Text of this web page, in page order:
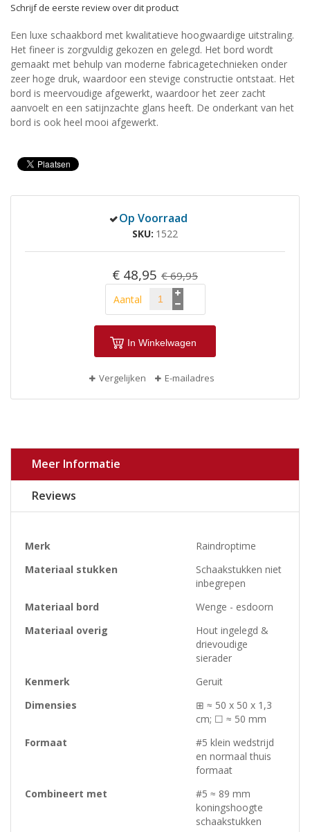
Schrijf de eerste review over dit product
Een luxe schaakbord met kwalitatieve hoogwaardige uitstraling.
Het fineer is zorgvuldig gekozen en gelegd. Het bord wordt
gemaakt met behulp van moderne fabricagetechnieken onder
zeer hoge druk, waardoor een stevige constructie ontstaat. Het
bord is meervoudige afgewerkt, waardoor het zeer zacht
aanvoelt en een satijnzachte glans heeft. De onderkant van het
bord is ook heel mooi afgewerkt.
Op Voorraad
SKU 1522
€ 48,95 € 69,95
Aantal
In Winkelwagen
Vergelijken E-mailadres
Meer Informatie
Reviews
Meer
Merk
Raindroptime
Materiaal stukken
Schaakstukken niet
inbegrepen
Materiaal bord
Wenge - esdoorn
Materiaal overig
Hout ingelegd &
drievoudige
sierader
Kenmerk
Geruit
Dimensies
⊞ ≈ 50 x 50 x 1,3
cm; ☐ ≈ 50 mm
Formaat
#5 klein wedstrijd
en normaal thuis
formaat
Combineert met
#5 ≈ 89 mm
koningshoogte
schaakstukken